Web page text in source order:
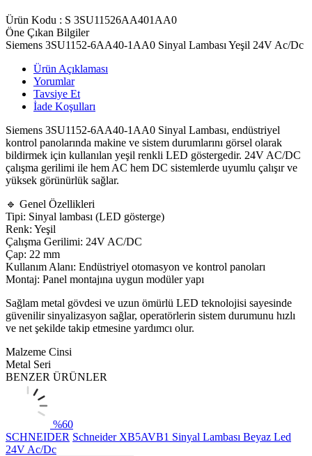
Ürün Kodu : S 3SU11526AA401AA0
Öne Çıkan Bilgiler
Siemens 3SU1152-6AA40-1AA0 Sinyal Lambası Yeşil 24V Ac/Dc
Ürün Açıklaması
Yorumlar
Tavsiye Et
İade Koşulları
Siemens 3SU1152-6AA40-1AA0 Sinyal Lambası, endüstriyel
kontrol panolarında makine ve sistem durumlarını görsel olarak
bildirmek için kullanılan yeşil renkli LED göstergedir. 24V AC/DC
çalışma gerilimi ile hem AC hem DC sistemlerde uyumlu çalışır ve
yüksek görünürlük sağlar.
🔹 Genel Özellikleri
Tipi: Sinyal lambası (LED gösterge)
Renk: Yeşil
Çalışma Gerilimi: 24V AC/DC
Çap: 22 mm
Kullanım Alanı: Endüstriyel otomasyon ve kontrol panoları
Montaj: Panel montajına uygun modüler yapı
Sağlam metal gövdesi ve uzun ömürlü LED teknolojisi sayesinde
güvenilir sinyalizasyon sağlar, operatörlerin sistem durumunu hızlı
ve net şekilde takip etmesine yardımcı olur.
Malzeme Cinsi
Metal Seri
BENZER ÜRÜNLER
%60
SCHNEIDER Schneider XB5AVB1 Sinyal Lambası Beyaz Led
24V Ac/Dc